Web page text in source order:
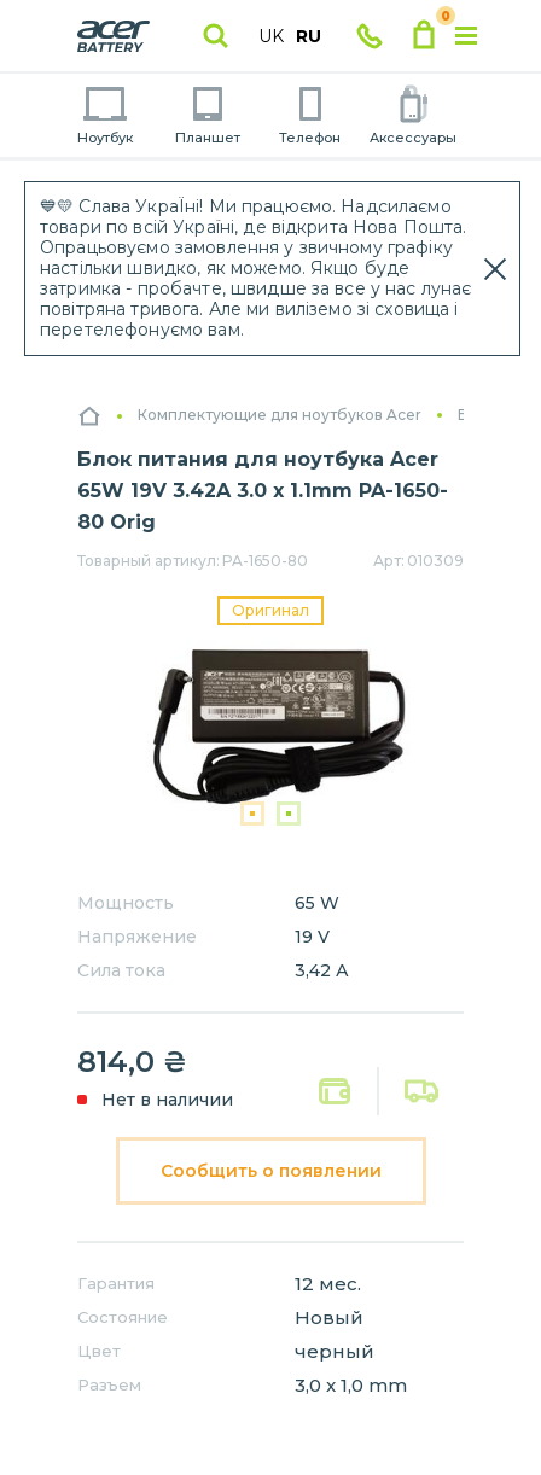
💙💛 Слава УкраЇні! Ми працюємо. Надсилаємо
товари по всій Україні, де відкрита Нова Пошта.
Опрацьовуємо замовлення у звичному графіку
настільки швидко, як можемо. Якщо буде
затримка - пробачте, швидше за все у нас лунає
повітряна тривога. Але ми виліземо зі сховища і
перетелефонуємо вам.
UK RU
0
Ноутбук Планшет Телефон Аксессуары
Комплектующие для ноутбуков Acer Блоки
Блок питания для ноутбука Acer
65W 19V 3.42A 3.0 x 1.1mm PA-1650-
80 Orig
Товарный артикул: PA-1650-80 Арт: 010309
Оригинал
Мощность
65 W
Напряжение
19 V
Сила тока
3,42 А
814,0 ₴
Нет в наличии
Сообщить о появлении
Гарантия 12 мес.
Состояние Новый
Цвет черный
Разъем 3,0 x 1,0 mm